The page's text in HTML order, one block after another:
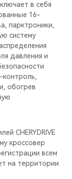
в себя
16-
парктроники,
систему
давления и
обогрев
CHERYDRIVE
кроссовер
всем
на территории